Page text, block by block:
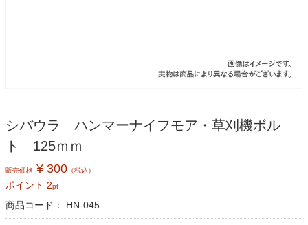
シバウラ ハンマーナイフモア・草刈機ボル
ト 125ｍｍ
販売価格 ¥ 300 （税込）
ポイント 2pt
商品コード： HN-045